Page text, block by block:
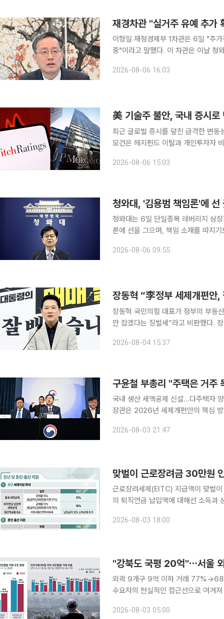
재경차관 "실거주 유예 추가
이형일 재정경제부 1차관은 6일 "추
중"이라고 말했다. 이 차관은 이날 청와대 온라인 정책홍보 유튜브 프로그램 '팩트방앗간'에 출연해
집을 팔려고 했더니 토지거래허가제
2026-08-06 16:03
美 기술주 불안, 국내 증시
최근 글로벌 증시를 덮친 급격한 변
모건은 헤지펀드 이탈과 개인투자자
12개월 목표치 1만2000을 유지했다.
2026-08-06 15:03
청와대, '김용범 책임론'에
청와대는 6일 단일종목 레버리지 상
론에 선을 그으며, 책임 소재를 따지
의 인터뷰에서 "부동산은 물론이고
2026-08-06 09:55
장동혁 “李정부 세제개편안,
장동혁 국민의힘 대표가 정부의 부동
만 잡겠다는 징벌세”라고 비판했다. 장 대표는 4일 국회에서 기자회견을 열고 “이재명 대통령은 장
2026-08-04 15:37
구윤철 부총리 "주택은 거주
국내 생산 세액공제 신설…다주택자 양도세 유예는 "
장관은 2026년 세제개편안의 핵심
한편 거래 활성화와 공급 확대 대책도
2026-08-03 21:47
맞벌이 근로장려금 30만원
근로장려세제(EITC) 지급액이 맞벌
의 퇴직연금 납입액에 대해선 소득과 상관없이
2200만원에서 2600만원으로, 맞벌
2026-08-03 18:00
"강북도 국평 20억"⋯서울
외곽 9개구 9억 이하 거래 77%→68%관악·
수요자의 현실적인 접근선으로 여겨
있어서다. 국민평형 가격이 20억원
2026-08-03 05:00